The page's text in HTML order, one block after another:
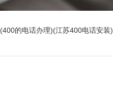
(400的电话办理)(江苏400电话安装)